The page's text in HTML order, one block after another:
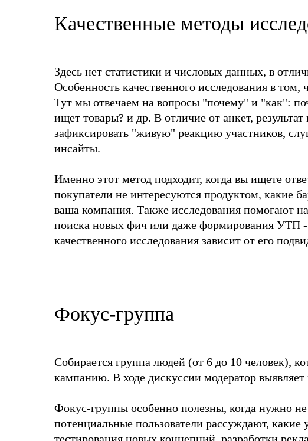
Качественные методы
Здесь нет статистики и числовых данных, в
Особенность качественного исследования в том,
Тут мы отвечаем на вопросы "почему" и "как":
ищет товары? и др. В отличие от анкет, результат
зафиксировать "живую" реакцию участников,
инсайты.
Именно этот метод подходит, когда вы ищете
покупатели не интересуются продуктом, какие
ваша компания. Также исследования помогают
поиска новых фич или даже формирования УТП -
качественного исследования зависит от его
Фокус-группа
Собирается группа людей (от 6 до 10 человек),
кампанию. В ходе дискуссии модератор
Фокус-группы особенно полезны, когда нужно
потенциальные пользователи рассуждают,